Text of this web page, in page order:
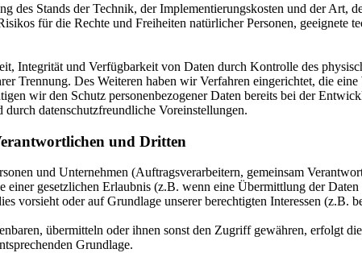
des Stands der Technik, der Implementierungskosten und der Art,
für die Rechte und Freiheiten natürlicher Personen, geeignete
Integrität und Verfügbarkeit von Daten durch Kontrolle des
Trennung. Des Weiteren haben wir Verfahren eingerichtet, die
wir den Schutz personenbezogener Daten bereits bei der
datenschutzfreundliche Voreinstellungen.
und Dritten
und Unternehmen (Auftragsverarbeitern, gemeinsam
gesetzlichen Erlaubnis (z.B. wenn eine Übermittlung der
vorsieht oder auf Grundlage unserer berechtigten Interessen (z.B.
übermitteln oder ihnen sonst den Zugriff gewähren, erfolgt
Grundlage.